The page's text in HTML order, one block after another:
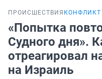
ПРОИСШЕСТВИЯ
«Попытка
Судного дня».
отреагировал
на Израиль